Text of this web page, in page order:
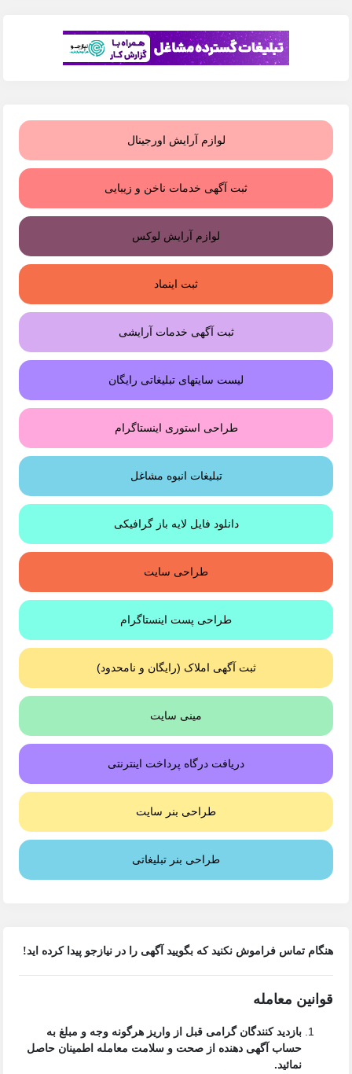
لوازم آرایش اورجینال
ثبت آگهی خدمات ناخن و زیبایی
لوازم آرایش لوکس
ثبت اینماد
ثبت آگهی خدمات آرایشی
لیست سایتهای تبلیغاتی رایگان
طراحی استوری اینستاگرام
تبلیغات انبوه مشاغل
دانلود فایل لایه باز گرافیکی
طراحی سایت
طراحی پست اینستاگرام
ثبت آگهی املاک (رایگان و نامحدود)
مینی سایت
دریافت درگاه پرداخت اینترنتی
طراحی بنر سایت
طراحی بنر تبلیغاتی
هنگام تماس فراموش نکنید که بگویید آگهی را درنیازجوپیدا کرده اید!
قوانین معامله
بازدید کنندگان گرامی قبل از واریز هرگونه وجه و مبلغ به
حساب آگهی دهنده از صحت و سلامت معامله اطمینان حاصل
نمائید.